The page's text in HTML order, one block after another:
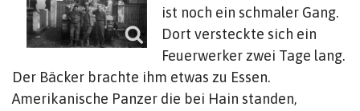
ist noch ein schmaler Gang.
Dort versteckte sich ein
Feuerwerker zwei Tage lang.
Der Bäcker brachte ihm etwas zu Essen.
Amerikanische Panzer die bei Hain standen,